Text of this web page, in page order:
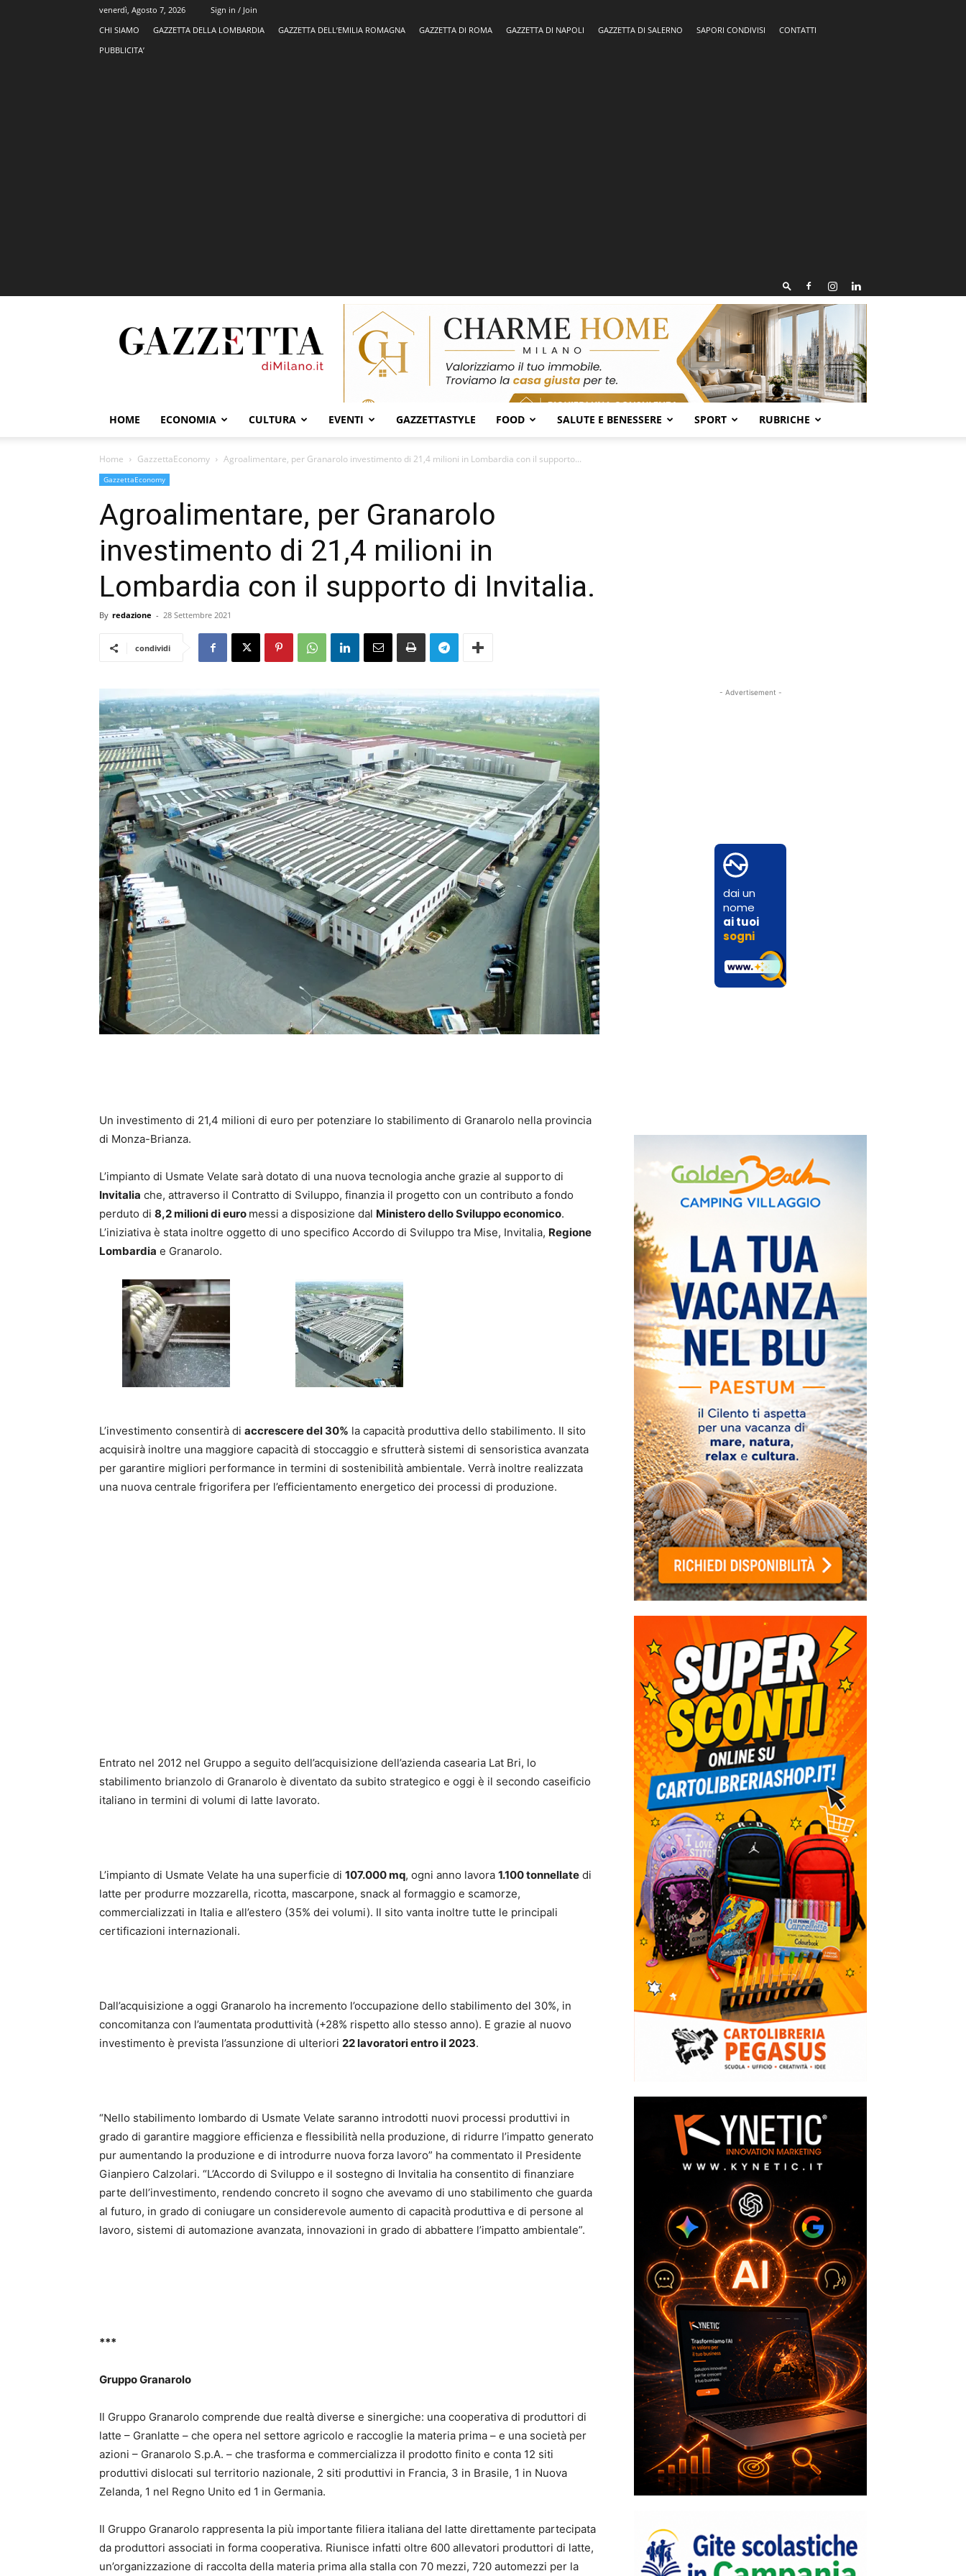
venerdì, Agosto 7, 2026
Sign in / Join
CHI SIAMO
GAZZETTA DELLA LOMBARDIA GAZZETTA DELL’EMILIA ROMAGNA GAZZETTA DI ROMA GAZZETTA DI NAPOLI GAZZETTA DI SALERNO SAPORI CONDIVISI
CONTATTI
PUBBLICITA’
HOME ECONOMIA CULTURA EVENTI GAZZETTASTYLE FOOD SALUTE E BENESSERE SPORT RUBRICHE
Home GazzettaEconomy Agroalimentare, per Granarolo investimento di 21,4 milioni in Lombardia con il supporto...
GazzettaEconomy
Agroalimentare, per Granarolo
investimento di 21,4 milioni in
Lombardia con il supporto di Invitalia.
By redazione - 28 Settembre 2021
condividi
Un investimento di 21,4 milioni di euro per potenziare lo stabilimento di Granarolo nella provincia
di Monza-Brianza.
L’impianto di Usmate Velate sarà dotato di una nuova tecnologia anche grazie al supporto di
Invitalia che, attraverso il Contratto di Sviluppo, finanzia il progetto con un contributo a fondo
perduto di 8,2 milioni di euro messi a disposizione dal Ministero dello Sviluppo economico.
L’iniziativa è stata inoltre oggetto di uno specifico Accordo di Sviluppo tra Mise, Invitalia, Regione
Lombardia e Granarolo.
L’investimento consentirà di accrescere del 30% la capacità produttiva dello stabilimento. Il sito
acquisirà inoltre una maggiore capacità di stoccaggio e sfrutterà sistemi di sensoristica avanzata
per garantire migliori performance in termini di sostenibilità ambientale. Verrà inoltre realizzata
una nuova centrale frigorifera per l’efficientamento energetico dei processi di produzione.
Entrato nel 2012 nel Gruppo a seguito dell’acquisizione dell’azienda casearia Lat Bri, lo
stabilimento brianzolo di Granarolo è diventato da subito strategico e oggi è il secondo caseificio
italiano in termini di volumi di latte lavorato.
L’impianto di Usmate Velate ha una superficie di 107.000 mq, ogni anno lavora 1.100 tonnellate di
latte per produrre mozzarella, ricotta, mascarpone, snack al formaggio e scamorze,
commercializzati in Italia e all’estero (35% dei volumi). Il sito vanta inoltre tutte le principali
certificazioni internazionali.
Dall’acquisizione a oggi Granarolo ha incremento l’occupazione dello stabilimento del 30%, in
concomitanza con l’aumentata produttività (+28% rispetto allo stesso anno). E grazie al nuovo
investimento è prevista l’assunzione di ulteriori 22 lavoratori entro il 2023.
“Nello stabilimento lombardo di Usmate Velate saranno introdotti nuovi processi produttivi in
grado di garantire maggiore efficienza e flessibilità nella produzione, di ridurre l’impatto generato
pur aumentando la produzione e di introdurre nuova forza lavoro” ha commentato il Presidente
Gianpiero Calzolari. “L’Accordo di Sviluppo e il sostegno di Invitalia ha consentito di finanziare
parte dell’investimento, rendendo concreto il sogno che avevamo di uno stabilimento che guarda
al futuro, in grado di coniugare un considerevole aumento di capacità produttiva e di persone al
lavoro, sistemi di automazione avanzata, innovazioni in grado di abbattere l’impatto ambientale”.
***
Gruppo Granarolo
Il Gruppo Granarolo comprende due realtà diverse e sinergiche: una cooperativa di produttori di
latte – Granlatte – che opera nel settore agricolo e raccoglie la materia prima – e una società per
azioni – Granarolo S.p.A. – che trasforma e commercializza il prodotto finito e conta 12 siti
produttivi dislocati sul territorio nazionale, 2 siti produttivi in Francia, 3 in Brasile, 1 in Nuova
Zelanda, 1 nel Regno Unito ed 1 in Germania.
Il Gruppo Granarolo rappresenta la più importante filiera italiana del latte direttamente partecipata
da produttori associati in forma cooperativa. Riunisce infatti oltre 600 allevatori produttori di latte,
un’organizzazione di raccolta della materia prima alla stalla con 70 mezzi, 720 automezzi per la
- Advertisement -